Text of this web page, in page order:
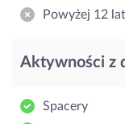
Powyżej 12 lat
Aktywności z
Spacery